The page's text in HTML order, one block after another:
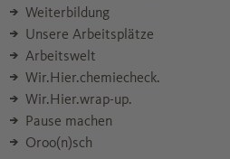
Weiterbildung
Unsere Arbeitsplätze
Arbeitswelt
Wir.Hier.chemiecheck.
Wir.Hier.wrap-up.
Pause machen
Oroo(n)sch